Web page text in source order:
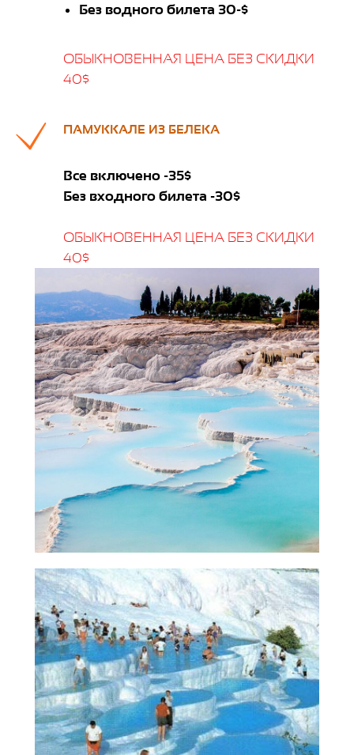
Без водного билета 30-$
ОБЫКНОВЕННАЯ ЦЕНА БЕЗ СКИДКИ
40$
ПАМУККАЛЕ ИЗ БЕЛЕКА
Все включено -35$
Без входного билета -30$
ОБЫКНОВЕННАЯ ЦЕНА БЕЗ СКИДКИ
40$